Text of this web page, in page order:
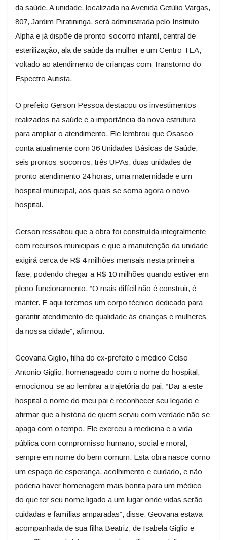
da saúde. A unidade, localizada na Avenida Getúlio Vargas,
807, Jardim Piratininga, será administrada pelo Instituto
Alpha e já dispõe de pronto-socorro infantil, central de
esterilização, ala de saúde da mulher e um Centro TEA,
voltado ao atendimento de crianças com Transtorno do
Espectro Autista.
O prefeito Gerson Pessoa destacou os investimentos
realizados na saúde e a importância da nova estrutura
para ampliar o atendimento. Ele lembrou que Osasco
conta atualmente com 36 Unidades Básicas de Saúde,
seis prontos-socorros, três UPAs, duas unidades de
pronto atendimento 24 horas, uma maternidade e um
hospital municipal, aos quais se soma agora o novo
hospital.
Gerson ressaltou que a obra foi construída integralmente
com recursos municipais e que a manutenção da unidade
exigirá cerca de R$ 4 milhões mensais nesta primeira
fase, podendo chegar a R$ 10 milhões quando estiver em
pleno funcionamento. “O mais difícil não é construir, é
manter. E aqui teremos um corpo técnico dedicado para
garantir atendimento de qualidade às crianças e mulheres
da nossa cidade”, afirmou.
Geovana Giglio, filha do ex-prefeito e médico Celso
Antonio Giglio, homenageado com o nome do hospital,
emocionou-se ao lembrar a trajetória do pai. “Dar a este
hospital o nome do meu pai é reconhecer seu legado e
afirmar que a história de quem serviu com verdade não se
apaga com o tempo. Ele exerceu a medicina e a vida
pública com compromisso humano, social e moral,
sempre em nome do bem comum. Esta obra nasce como
um espaço de esperança, acolhimento e cuidado, e não
poderia haver homenagem mais bonita para um médico
do que ter seu nome ligado a um lugar onde vidas serão
cuidadas e famílias amparadas”, disse. Geovana estava
acompanhada de sua filha Beatriz; de Isabela Giglio e